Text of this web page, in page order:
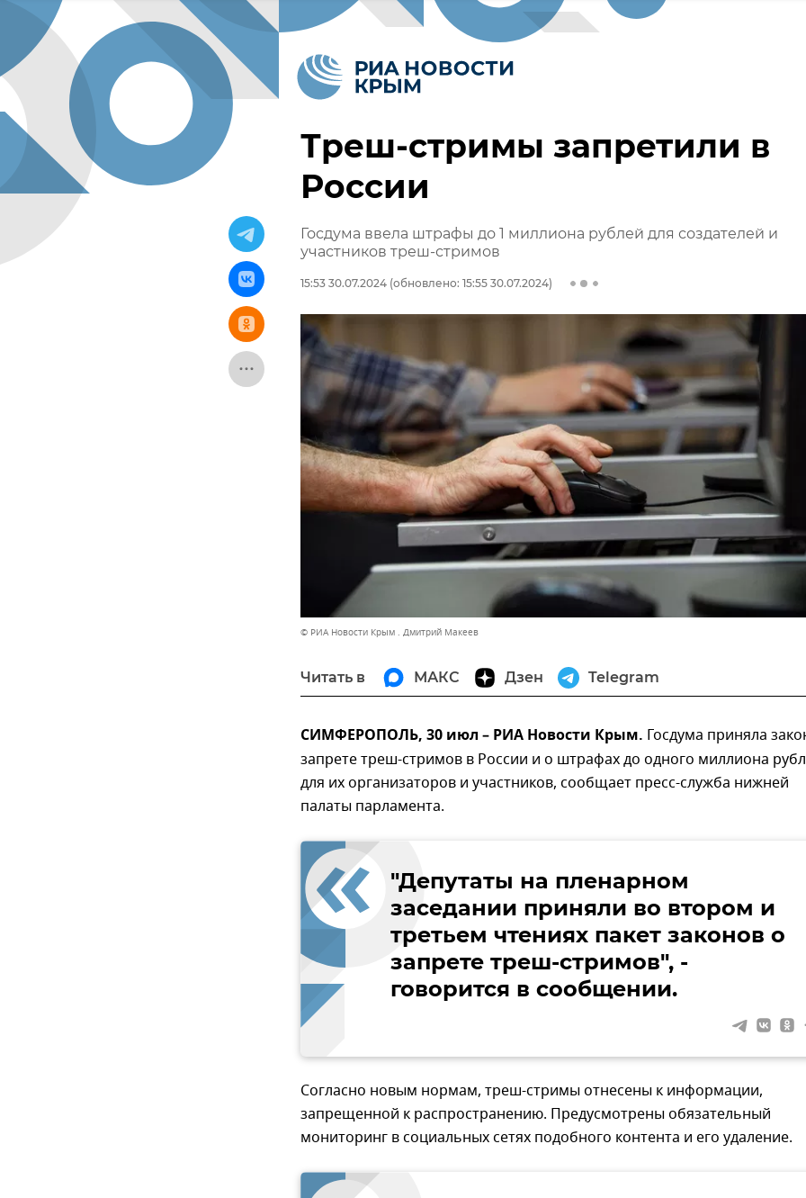
Треш-стримы запретили в
России
Госдума ввела штрафы до 1 миллиона рублей для создателей и
участников треш-стримов
15:53 30.07.2024 (обновлено: 15:55 30.07.2024)
© РИА Новости Крым . Дмитрий Макеев
Читать в МАКС Дзен Telegram
СИМФЕРОПОЛЬ, 30 июл – РИА Новости Крым. Госдума приняла
запрете треш-стримов в России и о штрафах до одного миллиона
для их организаторов и участников, сообщает пресс-служба нижней
палаты парламента.
"Депутаты на пленарном
заседании приняли во втором и
третьем чтениях пакет законов о
запрете треш-стримов", -
говорится в сообщении.
Согласно новым нормам, треш-стримы отнесены к информации,
запрещенной к распространению. Предусмотрены обязательный
мониторинг в социальных сетях подобного контента и его удаление.